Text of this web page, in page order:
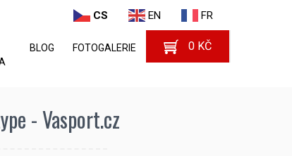
CS EN FR
BLOG FOTOGALERIE 0 KČ
- Vasport.cz